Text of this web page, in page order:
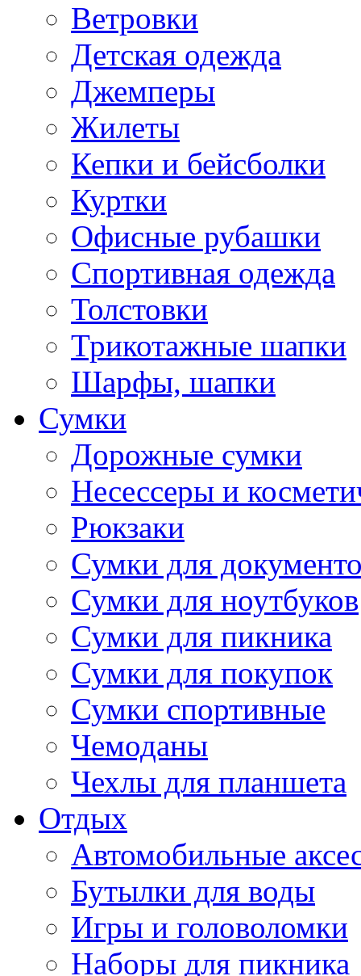
Ветровки
Детская одежда
Джемперы
Жилеты
Кепки и бейсболки
Куртки
Офисные рубашки
Спортивная одежда
Толстовки
Трикотажные шапки
Шарфы, шапки
Сумки
Дорожные сумки
Несессеры и
Рюкзаки
Сумки для
Сумки для ноутбуков
Сумки для пикника
Сумки для покупок
Сумки спортивные
Чемоданы
Чехлы для планшета
Отдых
Автомобильные
Бутылки для воды
Игры и головоломки
Наборы для пикника